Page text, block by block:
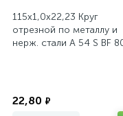
115х1,0х22,23 Круг
отрезной по металлу и
нерж. стали A 54 S BF
22,80 ₽